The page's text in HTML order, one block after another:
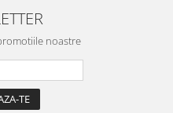
Personalizabil - Hulgo
Mobili
noastre